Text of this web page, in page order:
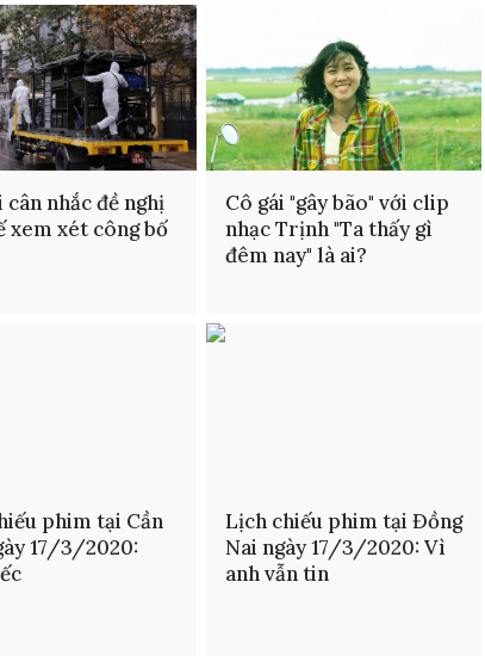
cân nhắc đề nghị
xem xét công bố
Cô gái "gây bão" với clip
nhạc Trịnh "Ta thấy gì
đêm nay" là ai?
phim tại Cần
17/3/2020:
Lịch chiếu phim tại Đồng
Nai ngày 17/3/2020: Vì
anh vẫn tin